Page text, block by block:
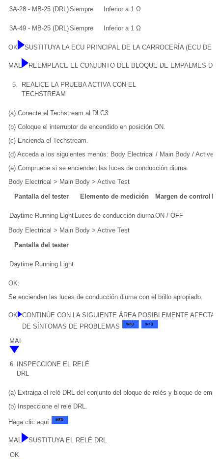
3A-28 - MB-25 (DRL)Siempre Inferior a 1 Ω
3A-49 - MB-25 (DRL)Siempre Inferior a 1 Ω
OK SUSTITUYA LA ECU PRINCIPAL DE LA CARROCERÍA (ECU DE
MAL REEMPLACE EL CONJUNTO DEL BLOQUE DE EMPALMES
5.
REALICE LA PRUEBA ACTIVA CON EL
TECHSTREAM
(a) Conecte el Techstream al DLC3.
(b) Coloque el interruptor de encendido en posición ON.
(c) Encienda el Techstream.
(d) Acceda a los siguientes menús: Body Electrical / Main Body / Active
(e) Compruebe si se encienden las luces de conducción diurna.
Body Electrical > Main Body > Active Test
Pantalla del tester
Elemento de medición Margen de control
Daytime Running Light Luces de conducción diurnaON / OFF
Body Electrical > Main Body > Active Test
Pantalla del tester
Daytime Running Light
OK:
Se encienden las luces de conducción diurna con el brillo apropiado.
OK CONTINÚE CON LA SIGUIENTE ÁREA POSIBLEMENTE
DE SÍNTOMAS DE PROBLEMAS
MAL
6.
INSPECCIONE EL RELÉ
DRL
(a) Extraiga el relé DRL del conjunto del bloque de relés y bloque de
(b) Inspeccione el relé DRL.
Haga clic aquí
MAL
SUSTITUYA EL RELÉ DRL
OK